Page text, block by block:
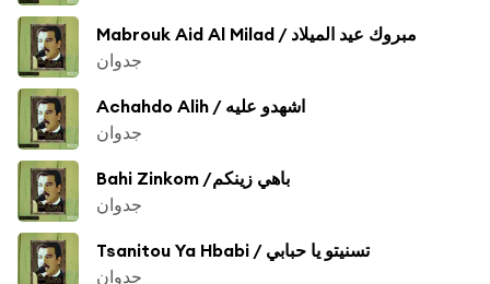
Mabrouk Aid Al Milad / مبروك عيد الميلاد
جدوان
Achahdo Alih / اشهدو عليه
جدوان
Bahi Zinkom /باهي زينكم
جدوان
Tsanitou Ya Hbabi / تسنيتو يا حبابي
جدوان